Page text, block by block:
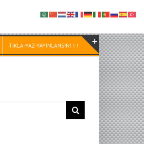
TIKLA-YAZ-YAYINLANSIN! ! !
Toggle
Sliding
Bar
Area